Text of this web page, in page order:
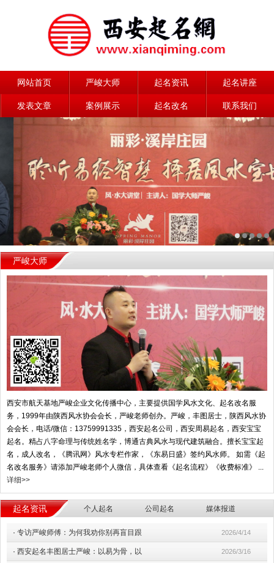
网站首页 严峻大师 起名资讯 起名讲座
发表文章 案例展示 起名改名 联系我们
严峻大师
西安市航天基地严峻企业文化传播中心，主要提供国学风水文化、起名改名服
务，1999年由陕西风水协会会长，严峻老师创办。严峻，丰图居士，陕西风水协
会会长，电话/微信：13759991335，西安起名公司，西安周易起名，西安宝宝
起名。精占八字命理与传统姓名学，博通古典风水与现代建筑融合。擅长宝宝起
名，成人改名，《腾讯网》风水专栏作家，《东易日盛》签约风水师。 如需《起
名改名服务》请添加严峻老师个人微信，具体查看《起名流程》《收费标准》 ...
详细>>
起名资讯 个人起名 公司起名 媒体报道
· 专访严峻师傅：为何我劝你别再盲目跟 2026/4/14
· 西安起名丰图居士严峻：以易为骨，以 2026/3/16